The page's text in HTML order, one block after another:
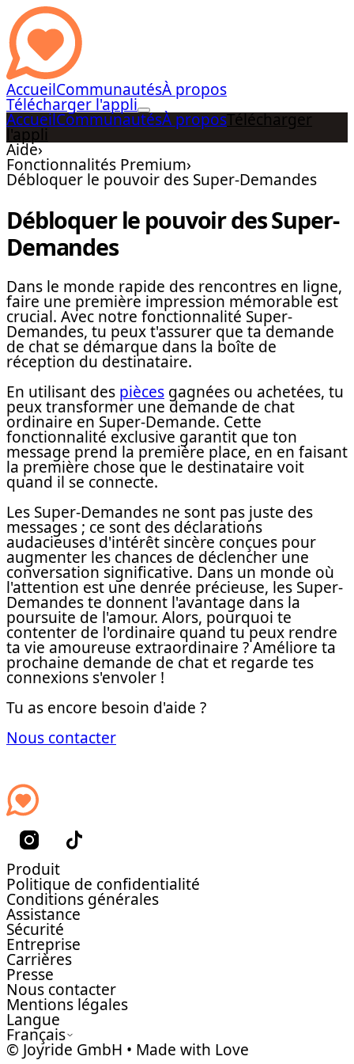
AccueilCommunautésÀ propos
Télécharger l'appli
AccueilCommunautésÀ proposTélécharger
l'appli
Aide›
Fonctionnalités Premium›
Débloquer le pouvoir des Super-Demandes
Débloquer le pouvoir des Super-
Demandes
Dans le monde rapide des rencontres en ligne,
faire une première impression mémorable est
crucial. Avec notre fonctionnalité Super-
Demandes, tu peux t'assurer que ta demande
de chat se démarque dans la boîte de
réception du destinataire.
En utilisant des pièces gagnées ou achetées, tu
peux transformer une demande de chat
ordinaire en Super-Demande. Cette
fonctionnalité exclusive garantit que ton
message prend la première place, en en faisant
la première chose que le destinataire voit
quand il se connecte.
Les Super-Demandes ne sont pas juste des
messages ; ce sont des déclarations
audacieuses d'intérêt sincère conçues pour
augmenter les chances de déclencher une
conversation significative. Dans un monde où
l'attention est une denrée précieuse, les Super-
Demandes te donnent l'avantage dans la
poursuite de l'amour. Alors, pourquoi te
contenter de l'ordinaire quand tu peux rendre
ta vie amoureuse extraordinaire ? Améliore ta
prochaine demande de chat et regarde tes
connexions s'envoler !
Tu as encore besoin d'aide ?
Nous contacter
Produit
Politique de confidentialité
Conditions générales
Assistance
Sécurité
Entreprise
Carrières
Presse
Nous contacter
Mentions légales
Langue
Français
© Joyride GmbH • Made with Love